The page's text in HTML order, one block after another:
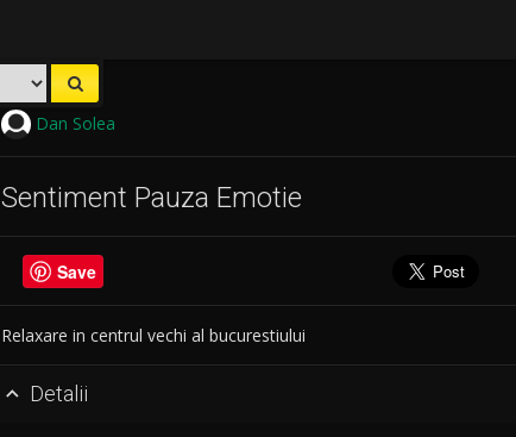
Dan Solea
Sentiment Pauza Emotie
Save
Relaxare in centrul vechi al bucurestiului
 Detalii